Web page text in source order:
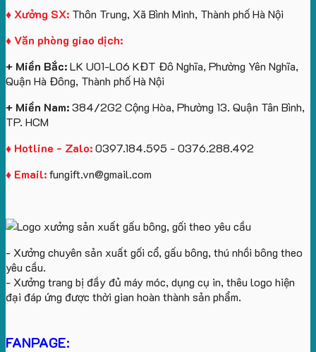
Lữ
Trung
lớn
theo
cầu
logo
♦ Xưởng SX: Thôn Trung, Xã Bình Minh, Thành phố Hà Nội
♦ Văn phòng giao dịch:
+ Miền Bắc:LK U01-L06 KĐT Đô Nghĩa, Phường Yên Nghĩa,
Quận Hà Đông, Thành phố Hà Nội
+ Miền Nam:384/2G2 Cộng Hòa, Phường 13. Quận Tân Bình,
TP. HCM
♦ Hotline - Zalo:0397.184.595 - 0376.288.492
♦ Email:fungift.vn@gmail.com
- Xưởng chuyên sản xuất gối cổ, gấu bông, thú nhồi bông theo
yêu cầu.
- Xưởng trang bị đầy đủ máy móc, dụng cụ in, thêu logo hiện
đại đáp ứng được thời gian hoàn thành sản phẩm.
FANPAGE: